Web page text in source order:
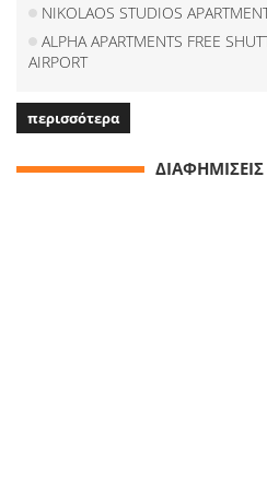
NIKOLAOS STUDIOS
ALPHA APARTMENTS FREE
AIRPORT
περισσότερα
ΔΙΑΦΗΜΙΣΕΙΣ